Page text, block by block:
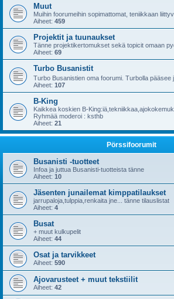
Muut
Muihin foorumeihin sopimattomat, teniikkaan
Aiheet: 459
Projektit ja tuunaukset
Tänne projektikertomukset sekä topicit omaan
Aiheet: 69
Turbo Busanistit
Turbo Busanistien oma foorumi. Turbolla pääsee
Aiheet: 107
B-King
Kaikkea koskien B-
Ryhmää moderoi : ksthb
Aiheet: 21
Pörssifoorumit
Busanisti -tuotteet
Infoa ja juttua Busanisti-tuotteista tänne
Aiheet: 10
Jäsenten junailemat kimppatilaukset
jarrupaloja,tulppia,renkaita jne... tänne tilauslistat
Aiheet: 4
Busat
+ muut kulkupelit
Aiheet: 44
Osat ja tarvikkeet
Aiheet: 590
Ajovarusteet + muut tekstiilit
Aiheet: 42